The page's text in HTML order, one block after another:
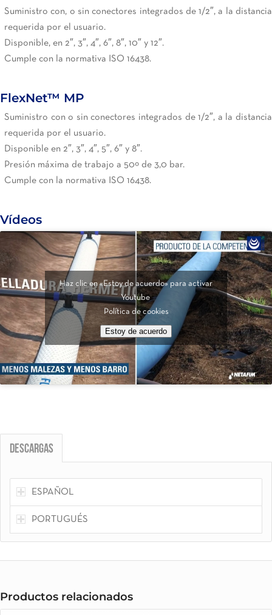
Suministro con, o sin conectores integrados de 1/2″, a la distancia
requerida por el usuario.
Disponible, en 2″, 3″, 4″, 6″, 8″, 10″ y 12″.
Cumple con la normativa ISO 16438.
FlexNet™ MP
Suministro con o sin conectores integrados de 1/2″, a la distancia
requerida por el usuario.
Disponible en 2″, 3″, 4″, 5″, 6″ y 8″.
Presión máxima de trabajo a 50º de 3,0 bar.
Cumple con la normativa ISO 16438.
Vídeos
Haz clic en «Estoy de acuerdo» para activar
Youtube
Política de cookies
Estoy de acuerdo
Descargas
ESPAÑOL
PORTUGUÉS
Productos relacionados